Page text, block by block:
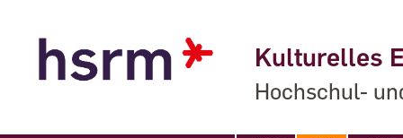
Kulturelles
Hochschul-